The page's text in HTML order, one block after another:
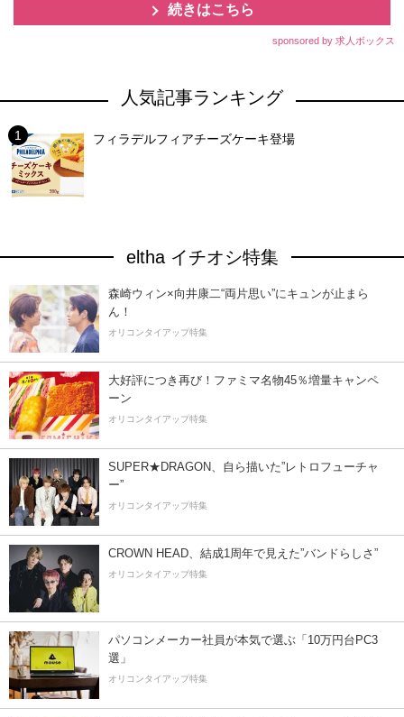
続きはこちら
sponsored by 求人ボックス
人気記事ランキング
フィラデルフィアチーズケーキ登場
eltha イチオシ特集
森崎ウィン×向井康二“両片思い”にキュンが止まら
ん！
オリコンタイアップ特集
大好評につき再び！ファミマ名物45％増量キャンペ
ーン
オリコンタイアップ特集
SUPER★DRAGON、自ら描いた”レトロフューチャ
ー”
オリコンタイアップ特集
CROWN HEAD、結成1周年で見えた”バンドらしさ”
オリコンタイアップ特集
パソコンメーカー社員が本気で選ぶ「10万円台PC3
選」
オリコンタイアップ特集